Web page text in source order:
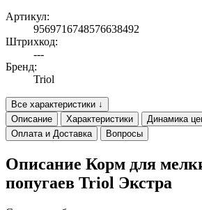
Артикул:
9569716748576638492
Штрихкод:
---
Бренд:
Triol
Все характеристики ↓
Описание
Характеристики Динамика
Оплата и Доставка
Вопросы
Описание Корм для
попугаев Triol Экстра